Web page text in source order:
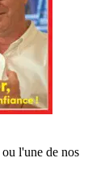
l'une de nos